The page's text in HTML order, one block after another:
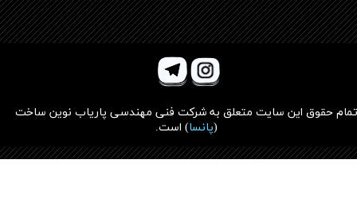
تمام حقوق این سایت متعلق به شرکت فنی مهندسی پاریاب نوین ساخت
(پانسا) است.